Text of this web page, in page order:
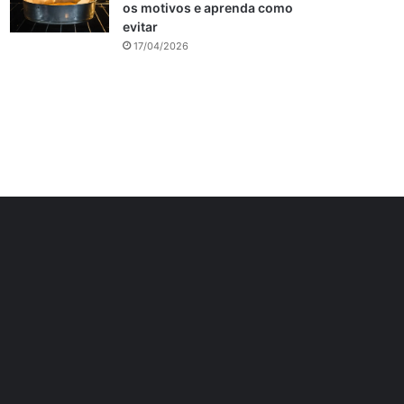
os motivos e aprenda como
evitar
17/04/2026